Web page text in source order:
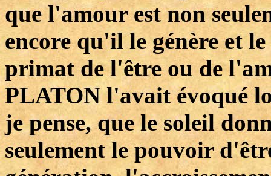
que l'amour est non
encore qu'il le génère et
primat de l'être ou de
PLATON l'avait évoqué
je pense, que le soleil
seulement le pouvoir